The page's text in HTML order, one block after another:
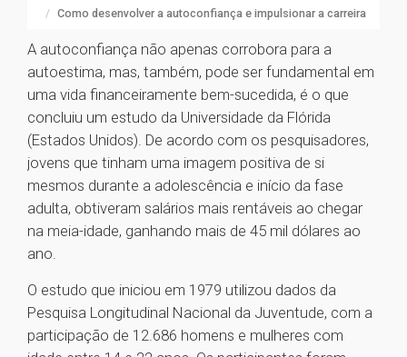
Como desenvolver a autoconfiança e impulsionar a carreira
A autoconfiança não apenas corrobora para a
autoestima, mas, também, pode ser fundamental em
uma vida financeiramente bem-sucedida, é o que
concluiu um estudo da Universidade da Flórida
(Estados Unidos). De acordo com os pesquisadores,
jovens que tinham uma imagem positiva de si
mesmos durante a adolescência e início da fase
adulta, obtiveram salários mais rentáveis ao chegar
na meia-idade, ganhando mais de 45 mil dólares ao
ano.
O estudo que iniciou em 1979 utilizou dados da
Pesquisa Longitudinal Nacional da Juventude, com a
participação de 12.686 homens e mulheres com